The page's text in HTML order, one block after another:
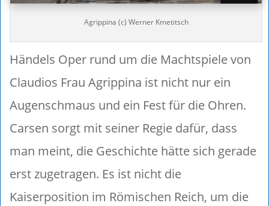
Agrippina (c) Werner Kmetitsch
Händels Oper rund um die Machtspiele von
Claudios Frau Agrippina ist nicht nur ein
Augenschmaus und ein Fest für die Ohren.
Carsen sorgt mit seiner Regie dafür, dass
man meint, die Geschichte hätte sich gerade
erst zugetragen. Es ist nicht die
Kaiserposition im Römischen Reich, um die